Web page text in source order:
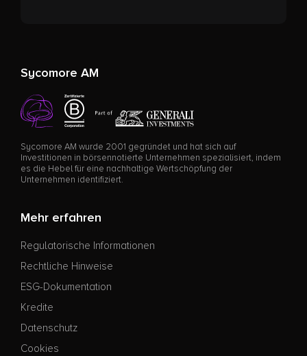
Sycomore AM
Sycomore AM wurde 2001 gegründet und hat sich auf
Investitionen in börsennotierte Unternehmen spezialisiert, indem
es die Hebel für eine nachhaltige Wertschöpfung der
Unternehmen identifiziert.
Mehr erfahren
Regulatorische Informationen
Rechtliche Hinweise
ESG-Dokumentation
Kredite
Datenschutz
Cookies